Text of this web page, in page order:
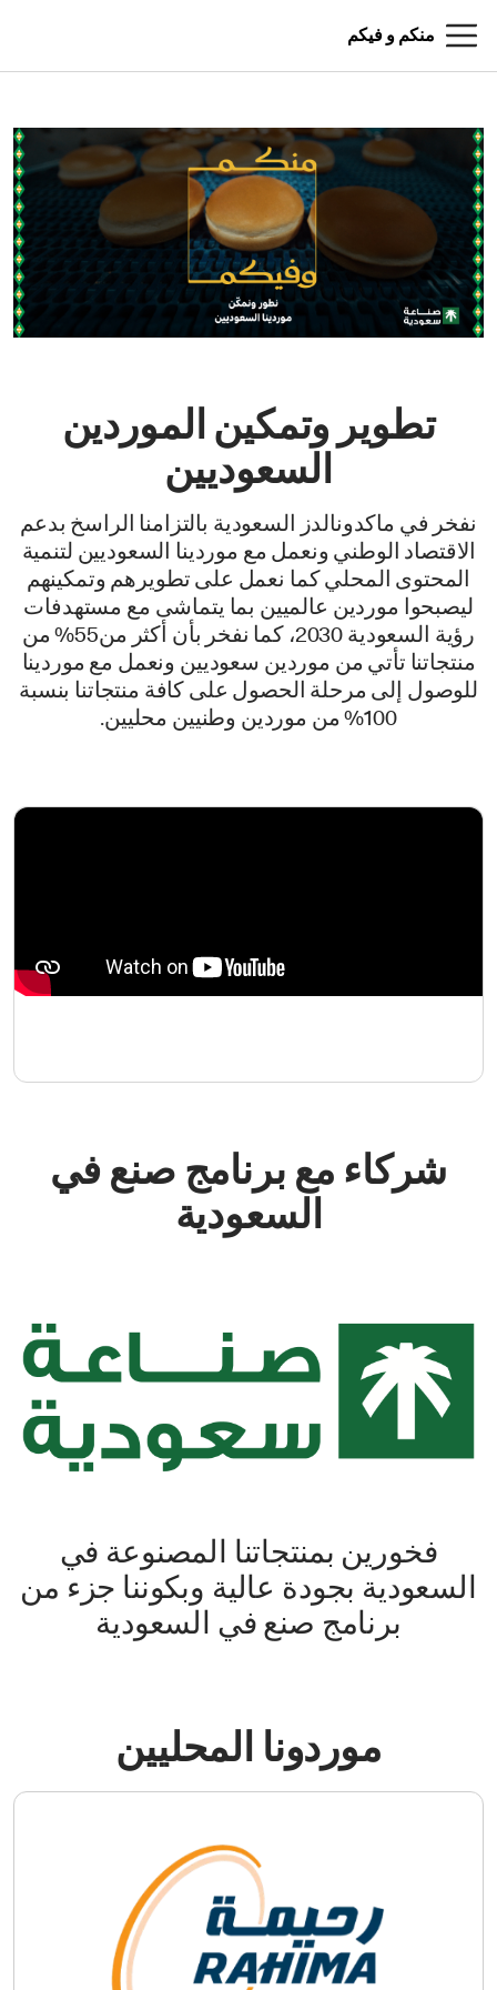
منكم و فيكم
تطوير وتمكين الموردين
السعوديين
نفخر في ماكدونالدز السعودية بالتزامنا الراسخ بدعم
الاقتصاد الوطني ونعمل مع موردينا السعوديين لتنمية
المحتوى المحلي كما نعمل على تطويرهم وتمكينهم
ليصبحوا موردين عالميين بما يتماشى مع مستهدفات
رؤية السعودية 2030، كما نفخر بأن أكثر من55% من
منتجاتنا تأتي من موردين سعوديين ونعمل مع موردينا
للوصول إلى مرحلة الحصول على كافة منتجاتنا بنسبة
100% من موردين وطنيين محليين.
شركاء مع برنامج صنع في
السعودية
فخورين بمنتجاتنا المصنوعة في
السعودية بجودة عالية وبكوننا جزء من
برنامج صنع في السعودية
موردونا المحليين